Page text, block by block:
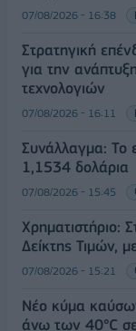
07/08/2026 - 16:38
Στρατηγική
για την
τεχνολογιών
07/08/2026 - 16:11
Συνάλλαγμα: Το
1,1534 δολάρια
07/08/2026 - 15:45
Χρηματιστήριο:
Δείκτης Τιμών,
07/08/2026 - 15:21
Νέο κύμα
άνω των 40°C σε